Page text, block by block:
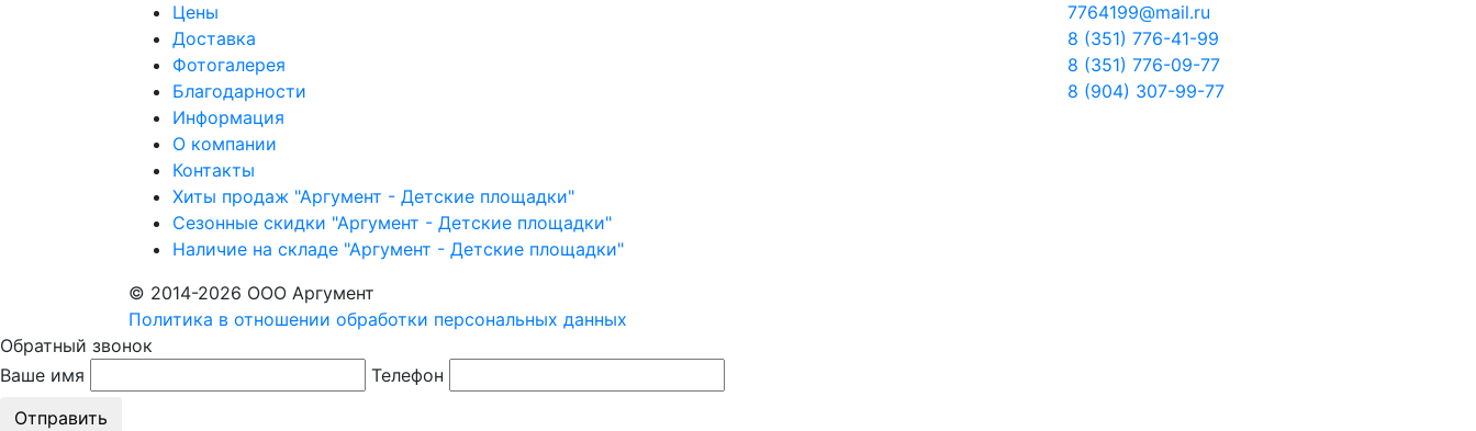
Цены
Доставка
Фотогалерея
Благодарности
Информация
О компании
Контакты
Хиты продаж "Аргумент - Детские площадки"
Сезонные скидки "Аргумент - Детские площадки"
Наличие на складе "Аргумент - Детские площадки"
7764199@mail.ru
8 (351) 776-41-99
8 (351) 776-09-77
8 (904) 307-99-77
© 2014-2026 ООО Аргумент
Политика в отношении обработки персональных данных
Обратный звонок
Ваше имя
Телефон
Отправить